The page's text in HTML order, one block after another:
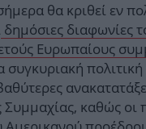
θα κριθεί εν
δημόσιες διαφωνίες
Ευρωπαίους
συγκυριακή
Συμμαχίας, καθώς οι